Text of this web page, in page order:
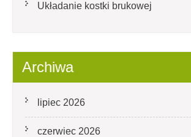
Układanie kostki brukowej
Archiwa
lipiec 2026
czerwiec 2026